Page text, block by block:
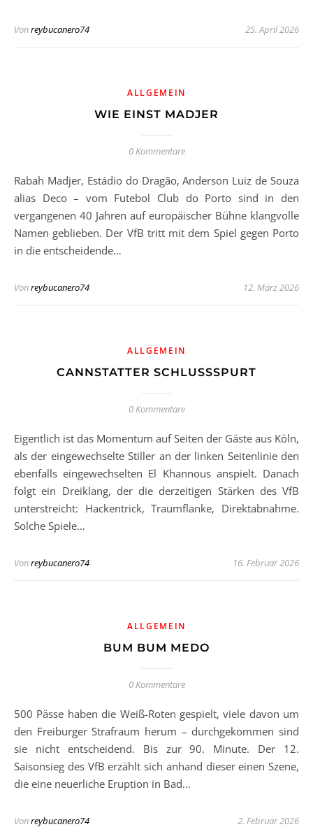
Vonreybucanero74 25. April 2026
ALLGEMEIN
WIE EINST MADJER
0 Kommentare
Rabah Madjer, Estádio do Dragão, Anderson Luiz de Souza
alias Deco – vom Futebol Club do Porto sind in den
vergangenen 40 Jahren auf europäischer Bühne klangvolle
Namen geblieben. Der VfB tritt mit dem Spiel gegen Porto
in die entscheidende…
Vonreybucanero74 12. März 2026
ALLGEMEIN
CANNSTATTER SCHLUSSSPURT
0 Kommentare
Eigentlich ist das Momentum auf Seiten der Gäste aus Köln,
als der eingewechselte Stiller an der linken Seitenlinie den
ebenfalls eingewechselten El Khannous anspielt. Danach
folgt ein Dreiklang, der die derzeitigen Stärken des VfB
unterstreicht: Hackentrick, Traumflanke, Direktabnahme.
Solche Spiele…
Vonreybucanero74 16. Februar 2026
ALLGEMEIN
BUM BUM MEDO
0 Kommentare
500 Pässe haben die Weiß-Roten gespielt, viele davon um
den Freiburger Strafraum herum – durchgekommen sind
sie nicht entscheidend. Bis zur 90. Minute. Der 12.
Saisonsieg des VfB erzählt sich anhand dieser einen Szene,
die eine neuerliche Eruption in Bad…
Vonreybucanero74 2. Februar 2026